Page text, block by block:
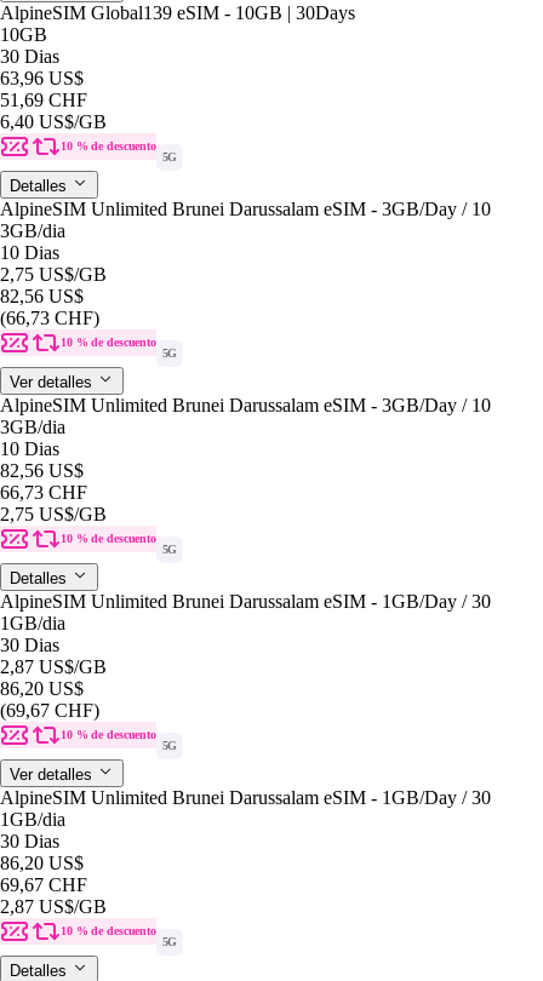
AlpineSIM Global139 eSIM - 10GB | 30Days
10GB
30 Dias
63,96 US$
51,69 CHF
6,40 US$/GB
10 % de descuento
5G
Detalles
AlpineSIM Unlimited Brunei Darussalam eSIM - 3GB/Day / 10
3GB/dia
10 Dias
2,75 US$/GB
82,56 US$
(66,73 CHF)
10 % de descuento
5G
Ver detalles
AlpineSIM Unlimited Brunei Darussalam eSIM - 3GB/Day / 10
3GB/dia
10 Dias
82,56 US$
66,73 CHF
2,75 US$/GB
10 % de descuento
5G
Detalles
AlpineSIM Unlimited Brunei Darussalam eSIM - 1GB/Day / 30
1GB/dia
30 Dias
2,87 US$/GB
86,20 US$
(69,67 CHF)
10 % de descuento
5G
Ver detalles
AlpineSIM Unlimited Brunei Darussalam eSIM - 1GB/Day / 30
1GB/dia
30 Dias
86,20 US$
69,67 CHF
2,87 US$/GB
10 % de descuento
5G
Detalles